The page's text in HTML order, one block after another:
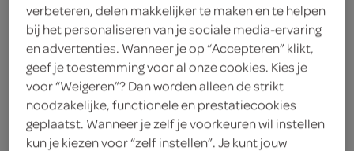
Let op: aanbiedingen zijn niet zichtbaar bij de
producten, maar worden wél automatisch
verwerkt in de winkelmand.
verbeteren, delen makkelijker te maken en te helpen
bij het personaliseren van je sociale media-ervaring
en advertenties. Wanneer je op “Accepteren” klikt,
geef je toestemming voor al onze cookies. Kies je
voor “Weigeren”? Dan worden alleen de strikt
noodzakelijke, functionele en prestatiecookies
geplaatst. Wanneer je zelf je voorkeuren wil instellen
kun je kiezen voor “zelf instellen”. Je kunt jouw